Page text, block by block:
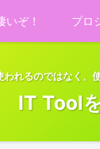
れるのではなく、
IT Tool
いぞ！ プロ